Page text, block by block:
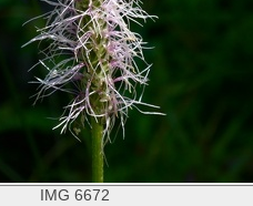
IMG 6672